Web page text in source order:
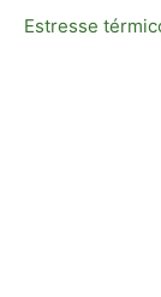
Estresse